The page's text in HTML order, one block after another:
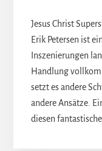
Jesus Christ
Erik Petersen ist
Inszenierungen
Handlung
setzt es andere
andere Ansätze.
diesen